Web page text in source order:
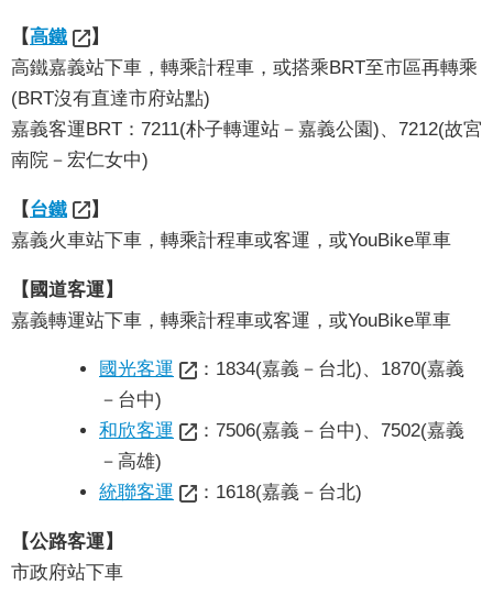
們
網
路
社
群
政
府
訊
公
區
網
【高鐵
】
高鐵嘉義站下車，轉乘計程車，或搭乘BRT至市區再轉乘
(BRT沒有直達市府站點)
嘉義客運BRT：7211(朴子轉運站－嘉義公園)、7212(故宮
南院－宏仁女中)
【台鐵
】
嘉義火車站下車，轉乘計程車或客運，或YouBike單車
【國道客運】
嘉義轉運站下車，轉乘計程車或客運，或YouBike單車
國光客運
：1834(嘉義－台北)、1870(嘉義
－台中)
和欣客運
：7506(嘉義－台中)、7502(嘉義
－高雄)
統聯客運
：1618(嘉義－台北)
【公路客運】
市政府站下車